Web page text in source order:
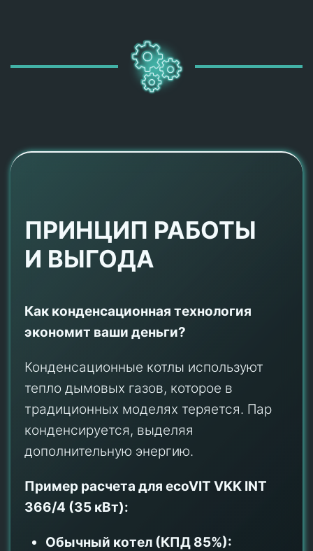
ПРИНЦИП РАБОТЫ
И ВЫГОДА
Как конденсационная технология
экономит ваши деньги?
Конденсационные котлы используют
тепло дымовых газов, которое в
традиционных моделях теряется. Пар
конденсируется, выделяя
дополнительную энергию.
Пример расчета для ecoVIT VKK INT
366/4 (35 кВт):
Обычный котел (КПД 85%):